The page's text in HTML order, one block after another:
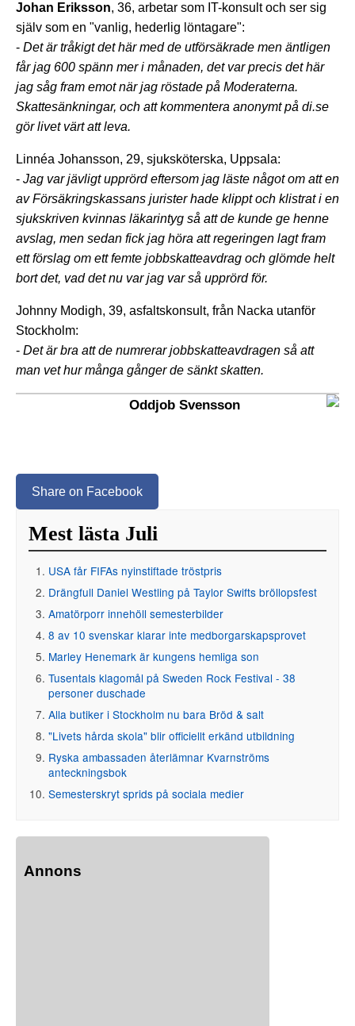
Johan Eriksson, 36, arbetar som IT-konsult och ser sig
själv som en "vanlig, hederlig löntagare":
- Det är tråkigt det här med de utförsäkrade men äntligen
får jag 600 spänn mer i månaden, det var precis det här
jag såg fram emot när jag röstade på Moderaterna.
Skattesänkningar, och att kommentera anonymt på di.se
gör livet värt att leva.
Linnéa Johansson, 29, sjuksköterska, Uppsala:
- Jag var jävligt upprörd eftersom jag läste något om att en
av Försäkringskassans jurister hade klippt och klistrat i en
sjukskriven kvinnas läkarintyg så att de kunde ge henne
avslag, men sedan fick jag höra att regeringen lagt fram
ett förslag om ett femte jobbskatteavdrag och glömde helt
bort det, vad det nu var jag var så upprörd för.
Johnny Modigh, 39, asfaltskonsult, från Nacka utanför
Stockholm:
- Det är bra att de numrerar jobbskatteavdragen så att
man vet hur många gånger de sänkt skatten.
Oddjob Svensson
Share on Facebook
Mest lästa Juli
USA får FIFAs nyinstiftade tröstpris
Drängfull Daniel Westling på Taylor Swifts bröllopsfest
Amatörporr innehöll semesterbilder
8 av 10 svenskar klarar inte medborgarskapsprovet
Marley Henemark är kungens hemliga son
Tusentals klagomål på Sweden Rock Festival - 38
personer duschade
Alla butiker i Stockholm nu bara Bröd & salt
"Livets hårda skola" blir officiellt erkänd utbildning
Ryska ambassaden återlämnar Kvarnströms
anteckningsbok
Semesterskryt sprids på sociala medier
Annons